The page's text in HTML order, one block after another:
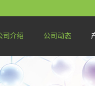
司介绍 公司动态